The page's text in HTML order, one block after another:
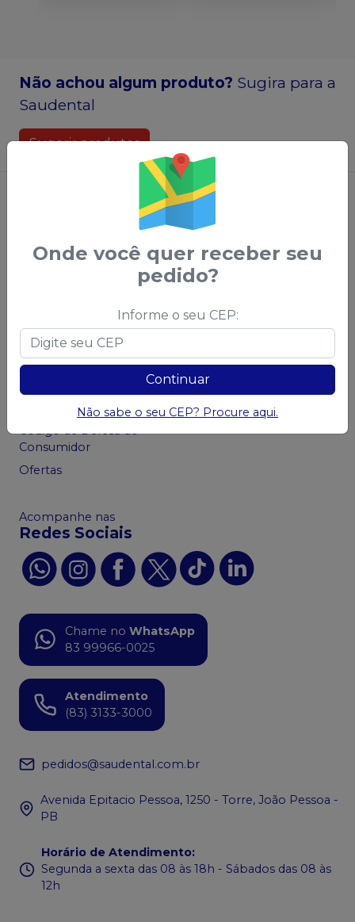
Não achou algum produto? Sugira para a
Saudental
Sugerir produtos
Sobre a Saudental
Política Comercial
Política de Frete
Política de Trocas e
Devoluções
Código de Defesa do
Consumidor
Ofertas
Segurança
LGPD
Acompanhe nas
Redes Sociais
Chame no WhatsApp
83 99966-0025
Atendimento
(83) 3133-3000
pedidos@saudental.com.br
Avenida Epitacio Pessoa, 1250 - Torre, João Pessoa -
PB
Horário de Atendimento:
Segunda a sexta das 08 às 18h - Sábados das 08 às
12h
Onde você quer receber seu
pedido?
Informe o seu CEP:
Continuar
Não sabe o seu CEP? Procure aqui.